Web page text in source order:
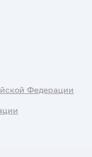
Федерации